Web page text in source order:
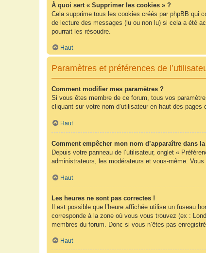
À quoi sert « Supprimer les cookies » ?
Cela supprime tous les cookies créés par phpBB qui
de lecture des messages (lu ou non lu) si cela a été
pourrait les résoudre.
Haut
Paramètres et préférences de
Comment modifier mes paramètres ?
Si vous êtes membre de ce forum, tous vos
cliquant sur votre nom d’utilisateur en haut des
Haut
Comment empêcher mon nom d’apparaître dans
Depuis votre panneau de l’utilisateur, onglet «
administrateurs, les modérateurs et vous-même.
Haut
Les heures ne sont pas correctes !
Il est possible que l’heure affichée utilise un fuseau
corresponde à la zone où vous vous trouvez (ex :
membres du forum. Donc si vous n’êtes pas
Haut